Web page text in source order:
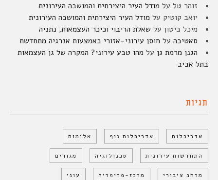
זוהר טל על מודל העיר היצירתית והמושבה העירונית
יואב קוטיק על מודל העיר היצירתית והמושבה העירונית
מיכל ביטון על שאלת הריבוי וכיכר העצמאות, נתניה
סאטיבה על חוסן עירוני-אזורי באמצעות אנרגיה מתחדשת
הגנן מרמת גן על מהו טבע עירוני? המקרה של גן העצמאות
בתל אביב
תגיות
אדריכלות אדריכלות נוף אלימות
התחדשות עירונית טכנולוגיה מגורים
מרחב ציבורי מרכז-פריפריה עוני